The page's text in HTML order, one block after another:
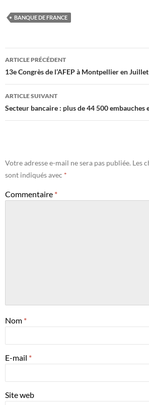
BANQUE DE FRANCE
Navigation
des
articles
ARTICLE PRÉCÉDENT
13e Congrès de l’AFEP à Montpellier en
ARTICLE SUIVANT
Secteur bancaire : plus de 44 500 embauches
Votre adresse e-mail ne sera pas publiée. Les
sont indiqués avec *
Commentaire *
Nom *
E-mail *
Site web